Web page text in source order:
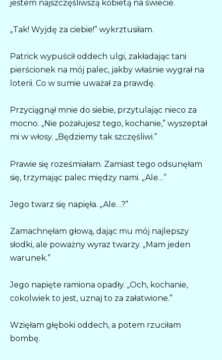
jestem najszczęśliwszą kobietą na świecie.
„Tak! Wyjdę za ciebie!” wykrztusiłam.
Patrick wypuścił oddech ulgi, zakładając tani
pierścionek na mój palec, jakby właśnie wygrał na
loterii. Co w sumie uważał za prawdę.
Przyciągnął mnie do siebie, przytulając nieco za
mocno. „Nie pożałujesz tego, kochanie,” wyszeptał
mi w włosy. „Będziemy tak szczęśliwi.”
Prawie się roześmiałam. Zamiast tego odsunęłam
się, trzymając palec między nami. „Ale…”
Jego twarz się napięła. „Ale…?”
Zamachnęłam głową, dając mu mój najlepszy
słodki, ale poważny wyraz twarzy. „Mam jeden
warunek.”
Jego napięte ramiona opadły. „Och, kochanie,
cokolwiek to jest, uznaj to za załatwione.”
Wzięłam głęboki oddech, a potem rzuciłam
bombę.